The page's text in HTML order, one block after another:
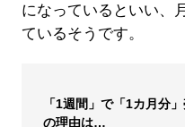
になっているといい、
ているそうです。
「1週間」で「1カ月分
の理由は…